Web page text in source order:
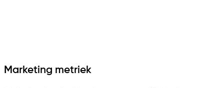
Marketing metriek